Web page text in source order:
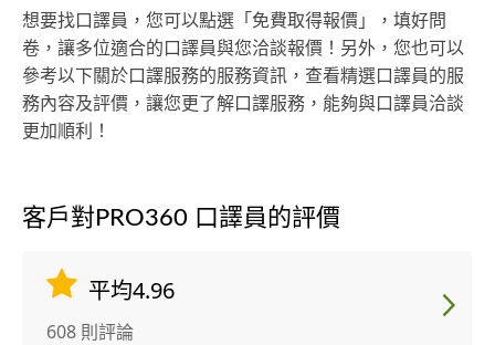
升商業會議的整體氛圍，為您塑造卓
越的專業形象，並促進成功交易的達
成。 透過我的專業與投入，您將獲得
的不僅僅是一場會議的順利進行，更
是一次為業務拓展與品牌形象加分的
重要契機。 十多年中英口譯/筆譯經驗
GRE 2000分 台灣大學語文中心「中英
逐步口譯班」畢業
員工大會
續論壇「
步/同步口
會計監督
023 「企
盃黑客
想要找口譯員，您可以點選「免費取得報價」，填好問
卷，讓多位適合的口譯員與您洽談報價！另外，您也可以
參考以下關於口譯服務的服務資訊，查看精選口譯員的服
務內容及評價，讓您更了解口譯服務，能夠與口譯員洽談
更加順利！
客戶對PRO360 口譯員的評價
平均4.96
608 則評論